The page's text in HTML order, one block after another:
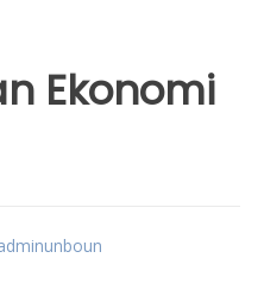
Ekonomi